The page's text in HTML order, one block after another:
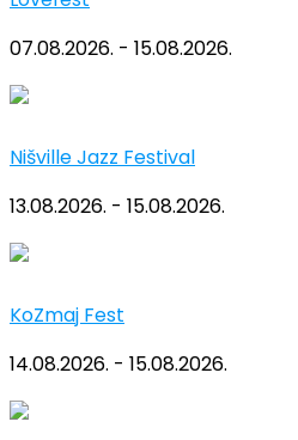
07.08.2026. - 15.08.2026.
Nišville Jazz Festival
13.08.2026. - 15.08.2026.
KoZmaj Fest
14.08.2026. - 15.08.2026.